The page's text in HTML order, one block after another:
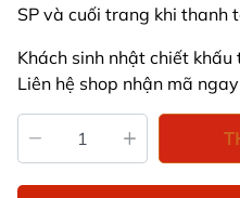
SP và cuối trang khi thanh
Khách sinh nhật chiết
Liên hệ shop nhận mã